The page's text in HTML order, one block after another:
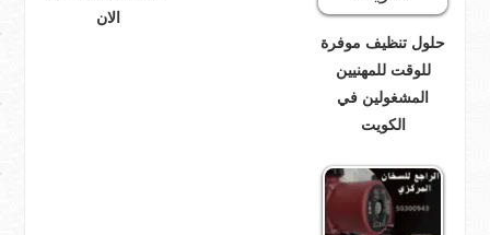
حلول تنظيف موفرة
للوقت للمهنيين
المشغولين في
الكويت
الان